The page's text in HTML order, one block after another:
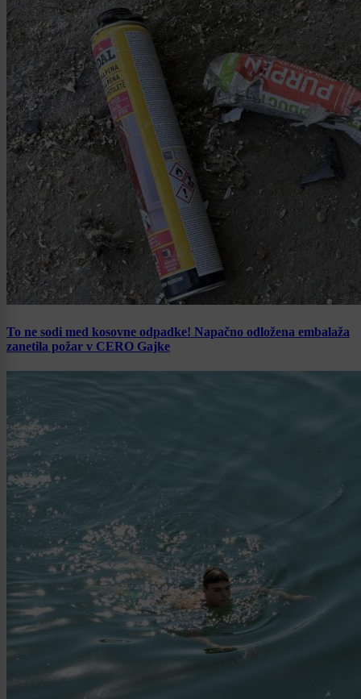
To ne sodi med kosovne odpadke! Napačno odložena embalaža
zanetila požar v CERO Gajke